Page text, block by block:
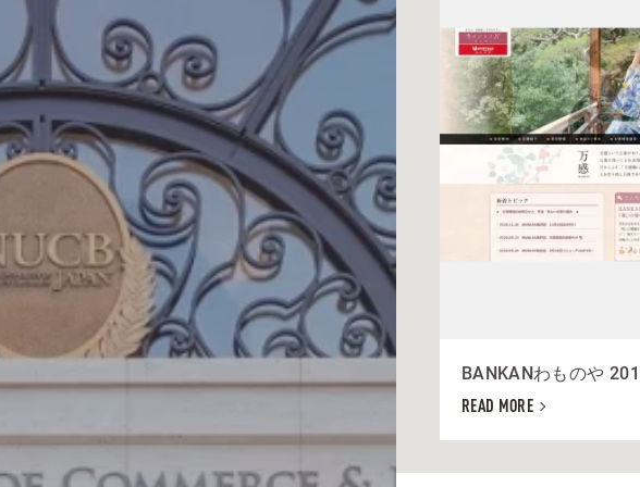
BANKANわものや
READ MORE